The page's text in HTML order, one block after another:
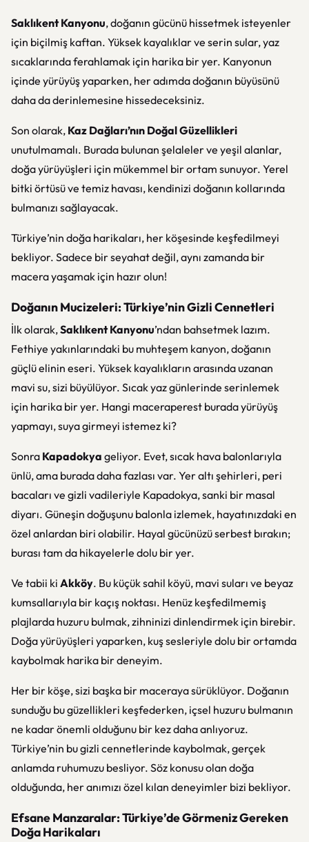
Saklıkent Kanyonu, doğanın gücünü hissetmek isteyenler
için biçilmiş kaftan. Yüksek kayalıklar ve serin sular, yaz
sıcaklarında ferahlamak için harika bir yer. Kanyonun
içinde yürüyüş yaparken, her adımda doğanın büyüsünü
daha da derinlemesine hissedeceksiniz.
Son olarak, Kaz Dağları’nın Doğal Güzellikleri
unutulmamalı. Burada bulunan şelaleler ve yeşil alanlar,
doğa yürüyüşleri için mükemmel bir ortam sunuyor. Yerel
bitki örtüsü ve temiz havası, kendinizi doğanın kollarında
bulmanızı sağlayacak.
Türkiye’nin doğa harikaları, her köşesinde keşfedilmeyi
bekliyor. Sadece bir seyahat değil, aynı zamanda bir
macera yaşamak için hazır olun!
Doğanın Mucizeleri: Türkiye’nin Gizli Cennetleri
İlk olarak,Saklıkent Kanyonu’ndan bahsetmek lazım.
Fethiye yakınlarındaki bu muhteşem kanyon, doğanın
güçlü elinin eseri. Yüksek kayalıkların arasında uzanan
mavi su, sizi büyülüyor. Sıcak yaz günlerinde serinlemek
için harika bir yer. Hangi maceraperest burada yürüyüş
yapmayı, suya girmeyi istemez ki?
Sonra Kapadokya geliyor. Evet, sıcak hava balonlarıyla
ünlü, ama burada daha fazlası var. Yer altı şehirleri, peri
bacaları ve gizli vadileriyle Kapadokya, sanki bir masal
diyarı. Güneşin doğuşunu balonla izlemek, hayatınızdaki en
özel anlardan biri olabilir. Hayal gücünüzü serbest bırakın;
burası tam da hikayelerle dolu bir yer.
Ve tabii ki Akköy. Bu küçük sahil köyü, mavi suları ve beyaz
kumsallarıyla bir kaçış noktası. Henüz keşfedilmemiş
plajlarda huzuru bulmak, zihninizi dinlendirmek için birebir.
Doğa yürüyüşleri yaparken, kuş sesleriyle dolu bir ortamda
kaybolmak harika bir deneyim.
Her bir köşe, sizi başka bir maceraya sürüklüyor. Doğanın
sunduğu bu güzellikleri keşfederken, içsel huzuru bulmanın
ne kadar önemli olduğunu bir kez daha anlıyoruz.
Türkiye’nin bu gizli cennetlerinde kaybolmak, gerçek
anlamda ruhumuzu besliyor. Söz konusu olan doğa
olduğunda, her anımızı özel kılan deneyimler bizi bekliyor.
Efsane Manzaralar: Türkiye’de Görmeniz Gereken
Doğa Harikaları